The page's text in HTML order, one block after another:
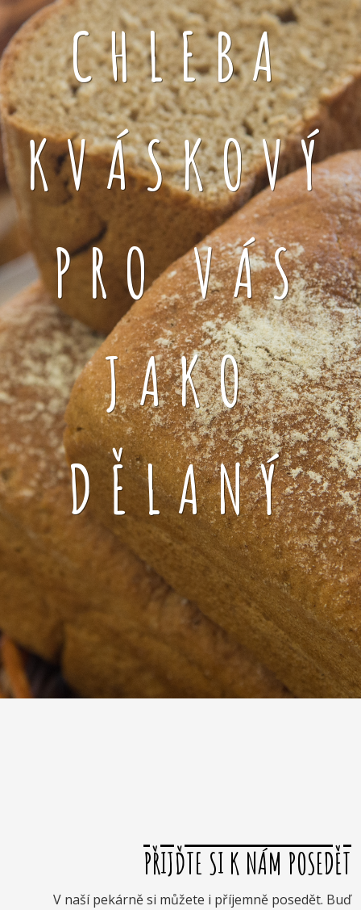
CHLEBA
KVÁSKOVÝ
PRO VÁS
JAKO
DĚLANÝ
PŘIJĎTE SI K NÁM POSEDĚT
V naší pekárně si můžete i příjemně posedět. Buď